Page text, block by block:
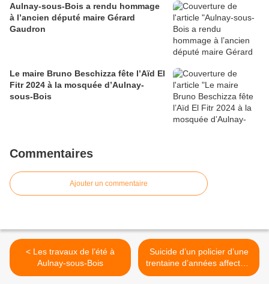
Aulnay-sous-Bois a rendu hommage
à l’ancien député maire Gérard
Gaudron
Le maire Bruno Beschizza fête l’Aïd El
Fitr 2024 à la mosquée d’Aulnay-
sous-Bois
Commentaires
Ajouter un commentaire
< Les travaux de l’été à
Aulnay-sous-Bois
Suicide d’un policier d’une
trentaine d’années affecté à
Aulnay-sous-Bois >